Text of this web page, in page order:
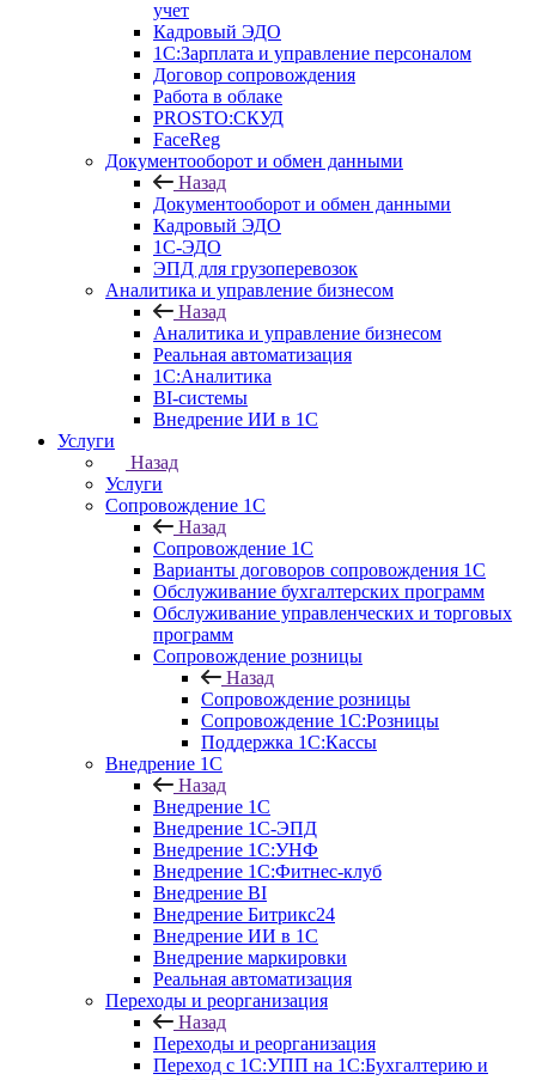
учет
Кадровый ЭДО
1С:Зарплата и управление персоналом
Договор сопровождения
Работа в облаке
PROSTO:СКУД
FaceReg
Документооборот и обмен данными
Назад
Документооборот и обмен данными
Кадровый ЭДО
1С-ЭДО
ЭПД для грузоперевозок
Аналитика и управление бизнесом
Назад
Аналитика и управление бизнесом
Реальная автоматизация
1С:Аналитика
BI-системы
Внедрение ИИ в 1С
Услуги
Назад
Услуги
Сопровождение 1С
Назад
Сопровождение 1С
Варианты договоров сопровождения 1С
Обслуживание бухгалтерских программ
Обслуживание управленческих и торговых
программ
Сопровождение розницы
Назад
Сопровождение розницы
Сопровождение 1С:Розницы
Поддержка 1С:Кассы
Внедрение 1С
Назад
Внедрение 1С
Внедрение 1С-ЭПД
Внедрение 1С:УНФ
Внедрение 1С:Фитнес-клуб
Внедрение BI
Внедрение Битрикс24
Внедрение ИИ в 1С
Внедрение маркировки
Реальная автоматизация
Переходы и реорганизация
Назад
Переходы и реорганизация
Переход с 1С:УПП на 1С:Бухгалтерию и